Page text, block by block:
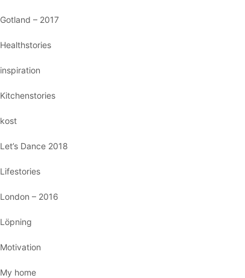
Gotland – 2017
Healthstories
inspiration
Kitchenstories
kost
Let’s Dance 2018
Lifestories
London – 2016
Löpning
Motivation
My home